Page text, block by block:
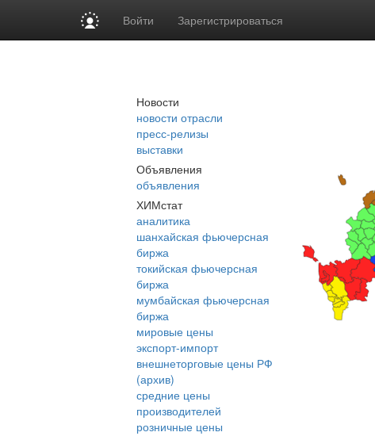
Войти Зарегистрироваться
Новости
новости отрасли
пресс-релизы
выставки
Объявления
объявления
ХИМстат
аналитика
шанхайская фьючерсная
биржа
токийская фьючерсная
биржа
мумбайская фьючерсная
биржа
мировые цены
экспорт-импорт
внешнеторговые цены РФ
(архив)
средние цены
производителей
розничные цены